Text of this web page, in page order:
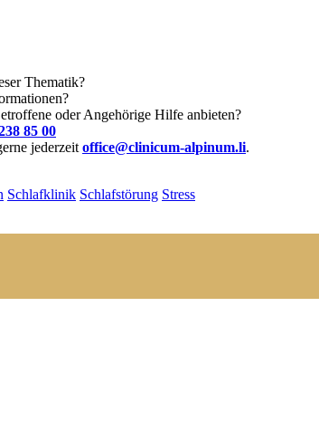
Thematik?
oder Angehörige Hilfe anbieten?
85 00
jederzeit office@clinicum-alpinum.li.
Schlafklinik Schlafstörung Stress